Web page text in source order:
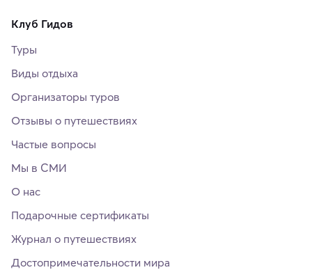
Клуб Гидов
Туры
Виды отдыха
Организаторы туров
Отзывы о путешествиях
Частые вопросы
Мы в СМИ
О нас
Подарочные сертификаты
Журнал о путешествиях
Достопримечательности мира